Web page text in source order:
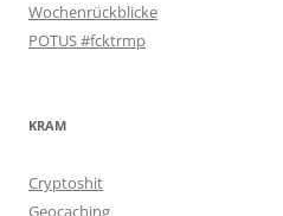
Wochenrückblicke
POTUS #fcktrmp
KRAM
Cryptoshit